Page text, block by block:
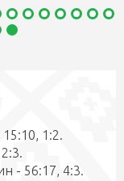
1:2.
- 56:17, 4:3.